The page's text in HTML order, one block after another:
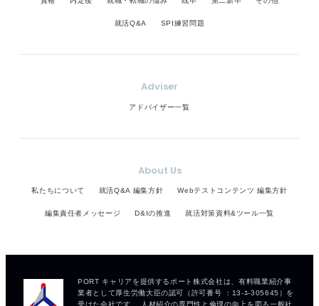
就活Q&A SPI練習問題
Adviser
アドバイザー一覧
About Us
私たちについて 就活Q&A 編集方針 Webテストコンテンツ 編集方針
編集責任者メッセージ D&Iの推進 就活対策資料&ツール一覧